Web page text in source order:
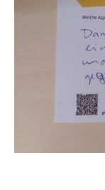
Algerischer